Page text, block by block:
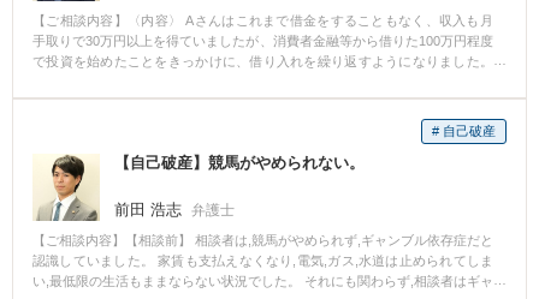
【ご相談内容】〈内容〉 Aさんはこれまで借金をすることもなく、収入も月
手取りで30万円以上を得ていましたが、消費者金融等から借りた100万円程度
で投資を始めたことをきっかけに、借り入れを繰り返すようになりました。
っていました。 そこで毎月の返済に困ったAさんは、債務整理をしようと考
え、弊所にご相談にこられました。 〈交渉の経緯〉 まず、Aさんの生活状
況、資産状況等を詳細に聞き取ったうえで、破産申立てをして、免責許可が
出るかどうかの検討を行いました。 通常、投資等のキャンブルのために借金
をすることは、免責が認められない場合に該当します。 しかし、免責が認め
られない場合でも、裁判所の判断で「裁量免責」をしてもらえる可能性もあ
ります。今回の事例では、Aさんはギャンブル依存症の診断を医師から受けて
いたので、その診断書を裁判所へ提出して、免責許可の決定を得ることがで
きました。 【弁護士から一言】 破産などの債務整理手続は、経済的な再生を
目指すための制度です。 ギャンブルや浪費によって返せないような借金を作
# 自己破産
【自己破産】競馬がやめられない。
前田 浩志 弁護士
【ご相談内容】【相談前】 相談者は,競馬がやめられず,ギャンブル依存症だと
認識していました。 家賃も支払えなくなり,電気,ガス,水道は止められてしま
い,最低限の生活もままならない状況でした。 それにも関わらず,相談者はギャ